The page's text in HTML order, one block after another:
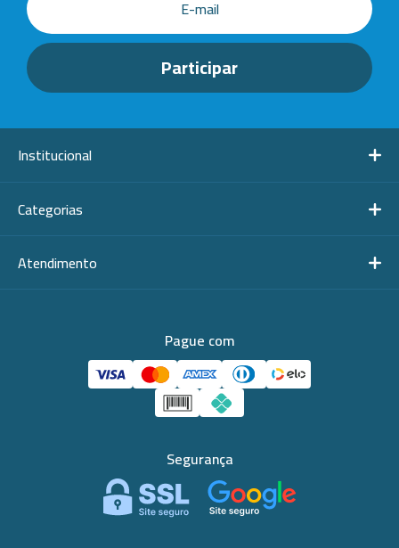
Institucional
Categorias
Atendimento
Pague com
Segurança